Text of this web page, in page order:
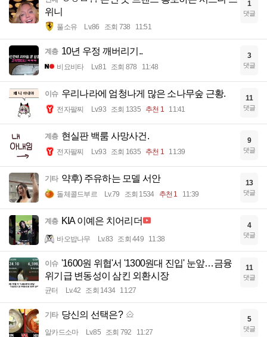
위니
풀소유 Lv.86 조회 738 11:51
1
댓글
계층 10년 우정 깨버리기..
비요비타 Lv.81 조회 878 11:48
3
댓글
이슈 우리나라에 엄청나게 많은 소나무숲 근황.
전자팔찌 Lv.93 조회 1335 추천 1 11:41
11
댓글
계층 현실판 백룸 사망사건.
전자팔찌 Lv.93 조회 1635 추천 1 11:39
9
댓글
기타 약후) 주유하는 모델 서안
돌체콜드부르 Lv.79 조회 1534 추천 1 11:39
13
댓글
계층 KIA 이예은 치어리더
바오밥나무 Lv.83 조회 449 11:38
4
댓글
이슈 '1600원 위협'서 '1300원대 진입' 눈앞…금융
위기급 변동성이 삼킨 외환시장
균터 Lv.42 조회 1434 11:27
11
댓글
기타 당신의 선택은?
알카드소마 Lv.85 조회 792 11:27
5
댓글